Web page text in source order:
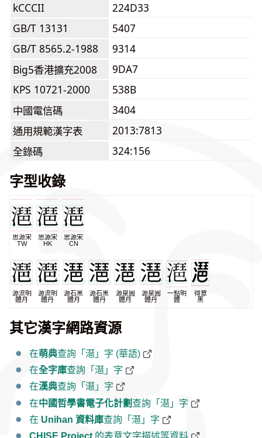
kCCCII
224D33
GB/T 13131
5407
GB/T 8565.2-1988
9314
Big5香港擴充2008
9DA7
KPS 10721-2000
538B
中國電信碼
3404
通用規範漢字表
2013:7813
全錄碼
324:156
字型收錄
思源宋
TW
思源宋
HK
思源宋
CN
源流明
體月
源流明
體丹
源石黑
體月
源石黑
體丹
源泉圓
體月
源泉圓
體丹
一點明
體
得意
黑
其它漢字網路資源
在萌典查詢「潖」字 (華語)
在全字庫查詢「潖」字
在漢典查詢「潖」字
在中國哲學書電子化計劃查詢「潖」字
在 Unihan 資料庫查詢「潖」字
CHISE Project 的表意文字描述等資料